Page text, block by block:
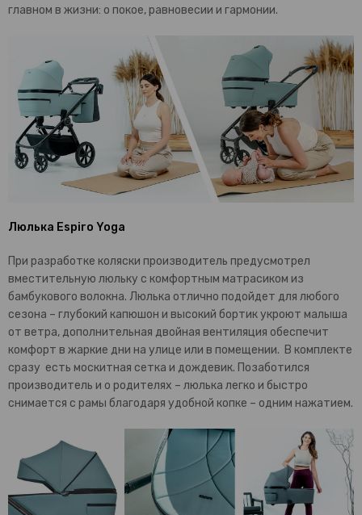
главном в жизни: о покое, равновесии и гармонии.
Люлька Espiro Yoga
При разработке коляски производитель предусмотрел
вместительную люльку с комфортным матрасиком из
бамбукового волокна. Люлька отлично подойдет для любого
сезона – глубокий капюшон и высокий бортик укроют малыша
от ветра, дополнительная двойная вентиляция обеспечит
комфорт в жаркие дни на улице или в помещении. В комплекте
сразу есть москитная сетка и дождевик. Позаботился
производитель и о родителях – люлька легко и быстро
снимается с рамы благодаря удобной копке – одним нажатием.